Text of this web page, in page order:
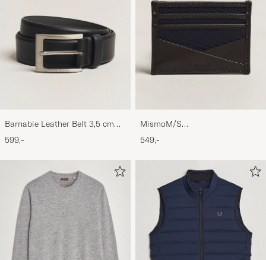
Barnabie Leather Belt 3,5 cm
Black
599,-
MismoM/S
CardholderNavy/Dark Brown
549,-